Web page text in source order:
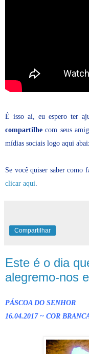
É isso aí, eu espero ter
compartilhe com seus
mídias sociais logo aqui
Se você quiser saber como
clicar aqui
Compartilhar
Este é o dia
alegremo-nos
PÁSCOA DO SENHOR
16.04.2017 ~ COR